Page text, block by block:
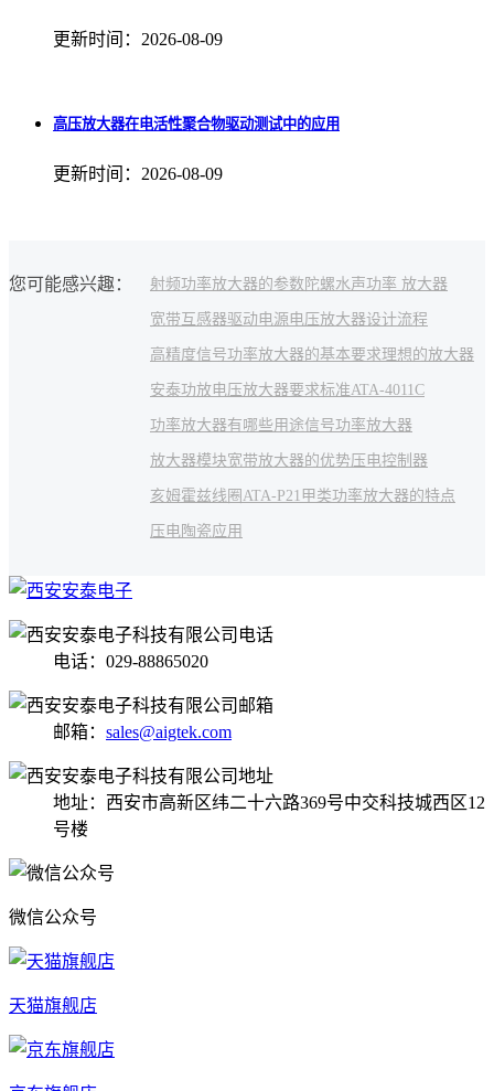
更新时间：2026-08-09
高压放大器在电活性聚合物驱动测试中的应用
更新时间：2026-08-09
您可能感兴趣： 射频功率放大器的参数 陀螺水声功率 放大器
宽带互感器驱动电源 电压放大器设计流程
高精度信号功率放大器的基本要求理想的放大器
安泰功放电压放大器要求标准ATA-4011C
功率放大器有哪些用途信号功率放大器
放大器模块宽带放大器的优势压电控制器
亥姆霍兹线圈 ATA-P21 甲类功率放大器的特点
压电陶瓷应用
电话：029-88865020
邮箱： sales@aigtek.com
地址：西安市高新区纬二十六路369号中交科技城西区12
号楼
微信公众号
天猫旗舰店